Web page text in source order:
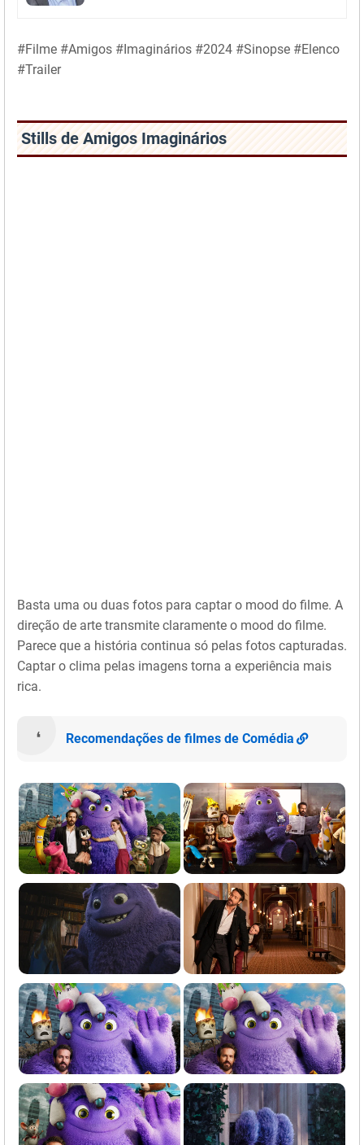
#Filme #Amigos #Imaginários #2024 #Sinopse #Elenco
#Trailer
Stills de Amigos Imaginários
Basta uma ou duas fotos para captar o mood do filme. A
direção de arte transmite claramente o mood do filme.
Parece que a história continua só pelas fotos capturadas.
Captar o clima pelas imagens torna a experiência mais
rica.
Recomendações de filmes de Comédia